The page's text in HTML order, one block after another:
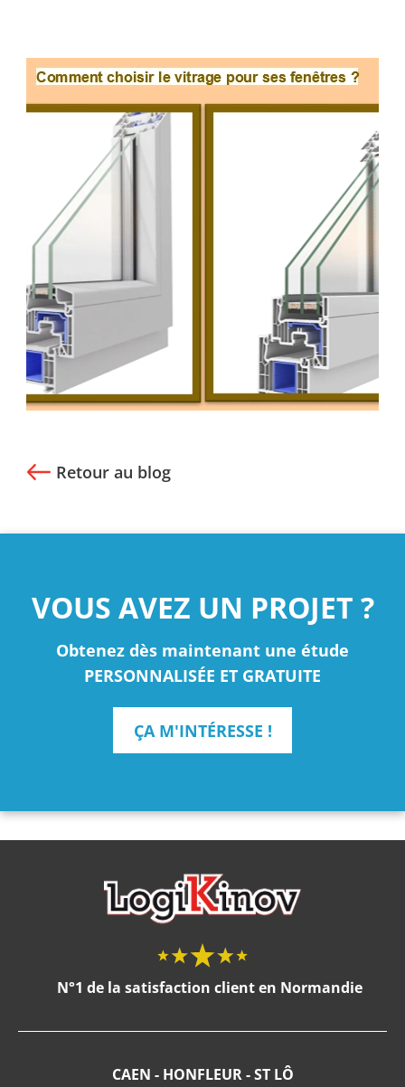
Retour au blog
VOUS AVEZ UN PROJET ?
Obtenez dès maintenant une étude
PERSONNALISÉE ET GRATUITE
ÇA M'INTÉRESSE !
N°1 de la satisfaction client en Normandie
CAEN - HONFLEUR - ST LÔ